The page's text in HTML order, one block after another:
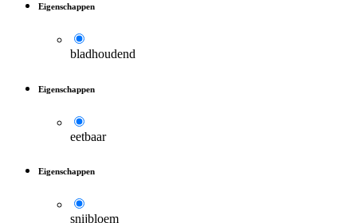
Eigenschappen
bladhoudend
Eigenschappen
eetbaar
Eigenschappen
snijbloem